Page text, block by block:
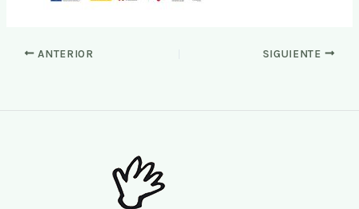
ANTERIOR SIGUIENTE